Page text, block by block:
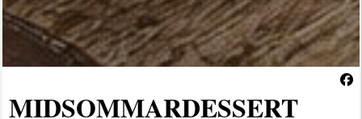
MIDSOMMARDESSERT